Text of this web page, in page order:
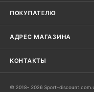
ПОКУПАТЕЛЮ
АДРЕС МАГАЗИНА
КОНТАКТЫ
© 2018- 2026 Sport-